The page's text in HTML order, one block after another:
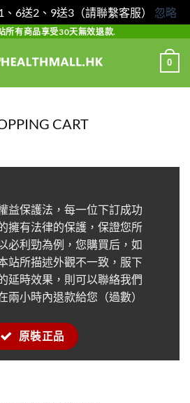
6送2、9送3（請聯繫客服） 忽略
所有商品享受30天無效退款.
0
CART
益保護法，每一位下訂成功
擁有法律的保護，保證您所
必利勁為例，您購買后，如
站所描述外觀不一致，服下
延時效果，則可以聯絡我們
兩小時內退款給您（過數）
原裝正品